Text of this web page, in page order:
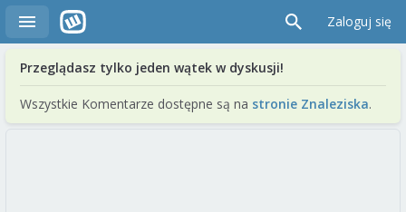
Zaloguj się
Przeglądasz tylko jeden wątek w dyskusji!
Wszystkie Komentarze dostępne są na stronie Znaleziska.